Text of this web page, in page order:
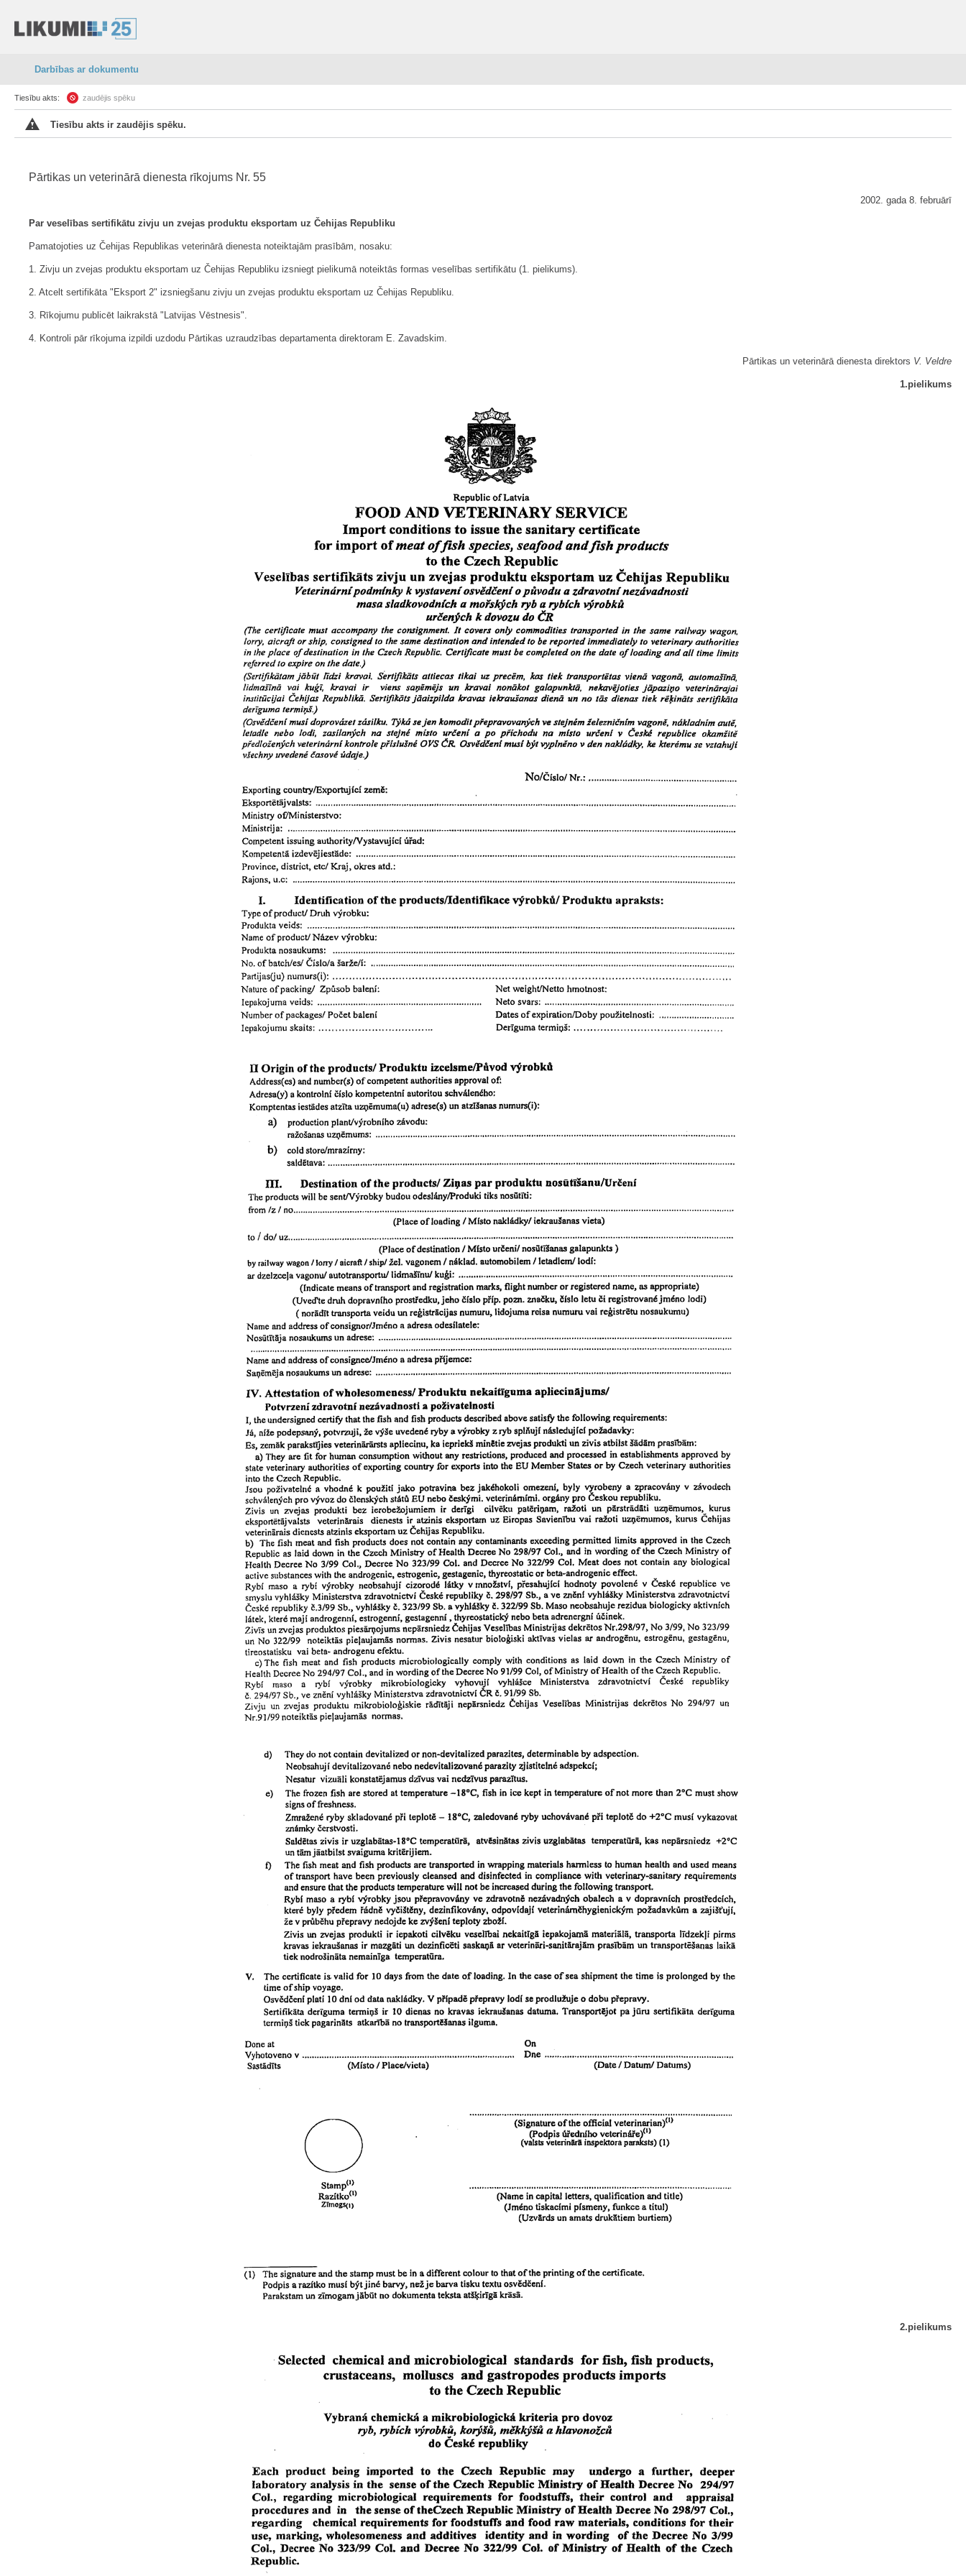
Darbības ar dokumentu
Tiesību akts: zaudējis spēku
Tiesību akts ir zaudējis spēku.
Pārtikas un veterinārā dienesta rīkojums Nr. 55
2002. gada 8. februārī
Par veselības sertifikātu zivju un zvejas produktu eksportam uz Čehijas Republiku
Pamatojoties uz Čehijas Republikas veterinārā dienesta noteiktajām prasībām, nosaku:
1. Zivju un zvejas produktu eksportam uz Čehijas Republiku izsniegt pielikumā noteiktās formas veselības sertifikātu (1. pielikums).
2. Atcelt sertifikāta "Eksport 2" izsniegšanu zivju un zvejas produktu eksportam uz Čehijas Republiku.
3. Rīkojumu publicēt laikrakstā "Latvijas Vēstnesis".
4. Kontroli pār rīkojuma izpildi uzdodu Pārtikas uzraudzības departamenta direktoram E. Zavadskim.
Pārtikas un veterinārā dienesta direktors V. Veldre
1.pielikums
2.pielikums